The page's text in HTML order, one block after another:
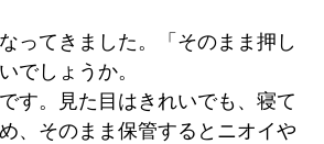
ってきました。「そのまま押し
でしょうか。
です。見た目はきれいでも、寝て
、そのまま保管するとニオイや